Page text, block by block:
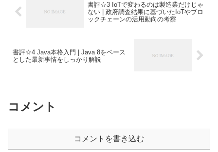
書評☆3 IoTで変わるのは製造業だけじゃ
ない | 政府調査結果に基づいたIoTやブロ
ックチェーンの活用動向の考察
書評☆4 Java本格入門 | Java 8をベース
とした最新事情をしっかり解説
コメント
コメントを書き込む